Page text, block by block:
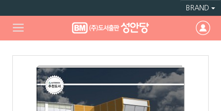
BRAND